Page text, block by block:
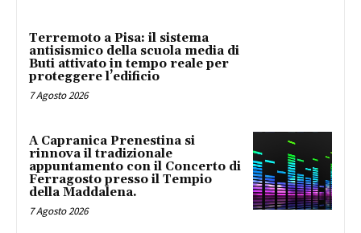
Terremoto a Pisa: il sistema
antisismico della scuola media di
Buti attivato in tempo reale per
proteggere l’edificio
7 Agosto 2026
A Capranica Prenestina si
rinnova il tradizionale
appuntamento con il Concerto di
Ferragosto presso il Tempio
della Maddalena.
7 Agosto 2026